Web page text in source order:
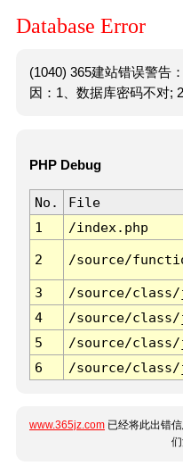
Database Error
(1040) 365建站错误警告
因：1、数据库密码不对;
PHP Debug
No. File
1
/index.php
2 /source/
3 /source/class/
4
/source/class/
5
/source/class/
6
/source/class/
www.365jz.com 已经将此出错